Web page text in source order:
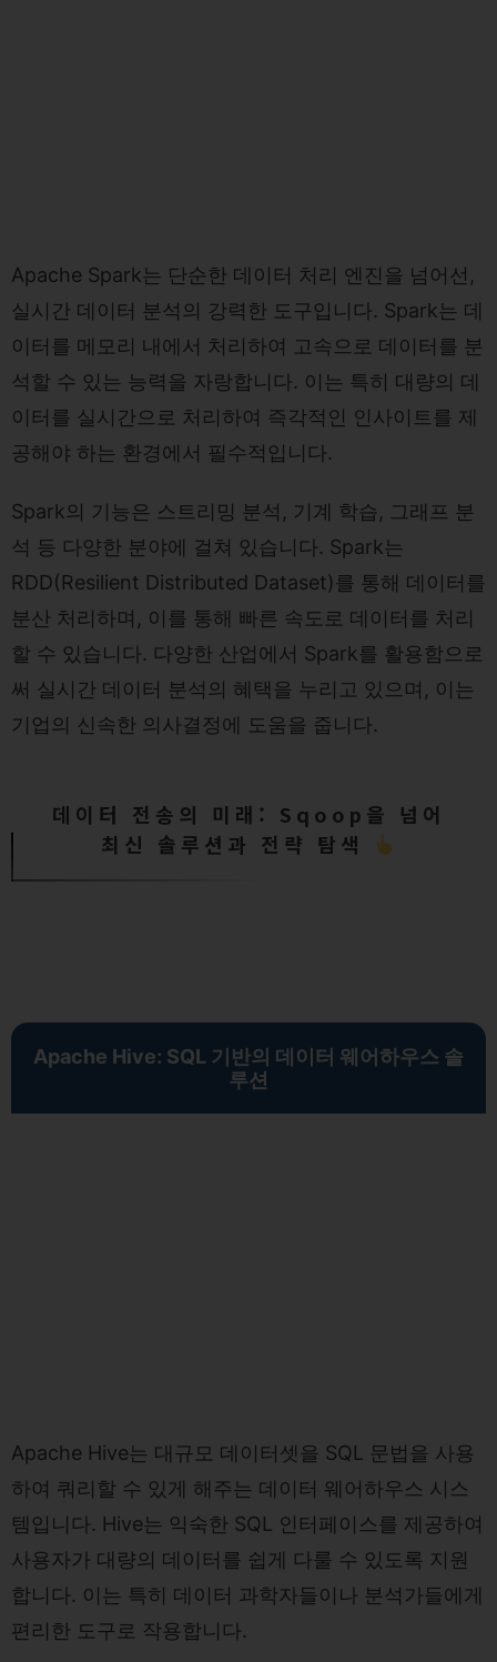
Apache Spark는 단순한 데이터 처리 엔진을 넘어선,
실시간 데이터 분석의 강력한 도구입니다. Spark는 데
이터를 메모리 내에서 처리하여 고속으로 데이터를 분
석할 수 있는 능력을 자랑합니다. 이는 특히 대량의 데
이터를 실시간으로 처리하여 즉각적인 인사이트를 제
공해야 하는 환경에서 필수적입니다.
Spark의 기능은 스트리밍 분석, 기계 학습, 그래프 분
석 등 다양한 분야에 걸쳐 있습니다. Spark는
RDD(Resilient Distributed Dataset)를 통해 데이터를
분산 처리하며, 이를 통해 빠른 속도로 데이터를 처리
할 수 있습니다. 다양한 산업에서 Spark를 활용함으로
써 실시간 데이터 분석의 혜택을 누리고 있으며, 이는
기업의 신속한 의사결정에 도움을 줍니다.
데이터 전송의 미래: Sqoop을 넘어
최신 솔루션과 전략 탐색
Apache Hive: SQL 기반의 데이터 웨어하우스 솔
루션
Apache Hive는 대규모 데이터셋을 SQL 문법을 사용
하여 쿼리할 수 있게 해주는 데이터 웨어하우스 시스
템입니다. Hive는 익숙한 SQL 인터페이스를 제공하여
사용자가 대량의 데이터를 쉽게 다룰 수 있도록 지원
합니다. 이는 특히 데이터 과학자들이나 분석가들에게
편리한 도구로 작용합니다.